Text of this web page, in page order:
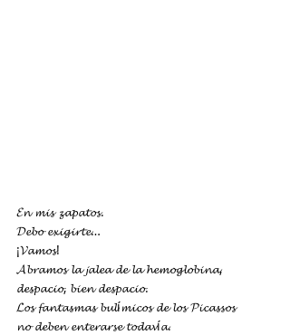
𝓔𝓷 𝓶𝓲𝓼 𝔃𝓪𝓹𝓪𝓽𝓸𝓼.
𝓓𝓮𝓫𝓸 𝓮𝔁𝓲𝓰𝓲𝓻𝓽𝓮…
¡𝓥𝓪𝓶𝓸𝓼!
𝓐𝓫𝓻𝓪𝓶𝓸𝓼 𝓵𝓪 𝓳𝓪𝓵𝓮𝓪 𝓭𝓮 𝓵𝓪 𝓱𝓮𝓶𝓸𝓰𝓵𝓸𝓫𝓲𝓷𝓪,
𝓭𝓮𝓼𝓹𝓪𝓬𝓲𝓸, 𝓫𝓲𝓮𝓷 𝓭𝓮𝓼𝓹𝓪𝓬𝓲𝓸.
𝓛𝓸𝓼 𝓯𝓪𝓷𝓽𝓪𝓼𝓶𝓪𝓼 𝓫𝓾𝓵í𝓶𝓲𝓬𝓸𝓼 𝓭𝓮 𝓵𝓸𝓼 𝓟𝓲𝓬𝓪𝓼𝓼𝓸𝓼
𝓷𝓸 𝓭𝓮𝓫𝓮𝓷 𝓮𝓷𝓽𝓮𝓻𝓪𝓻𝓼𝓮 𝓽𝓸𝓭𝓪𝓿í𝓪.